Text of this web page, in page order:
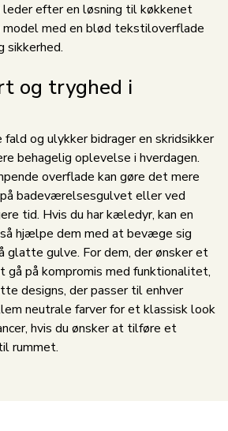
efter en løsning til køkkenet
model med en blød tekstiloverflade
sikkerhed.
og tryghed i
og ulykker bidrager en skridsikker
behagelig oplevelse i hverdagen.
overflade kan gøre det mere
badeværelsesgulvet eller ved
tid. Hvis du har kæledyr, kan en
hjælpe dem med at bevæge sig
glatte gulve. For dem, der ønsker et
gå på kompromis med funktionalitet,
designs, der passer til enhver
neutrale farver for et klassisk look
hvis du ønsker at tilføre et
rummet.